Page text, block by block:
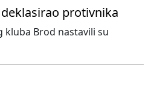
protivnika
kluba Brod nastavili su